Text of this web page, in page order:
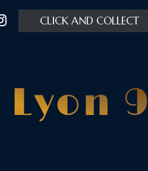
CLICK AND COLLECT
9